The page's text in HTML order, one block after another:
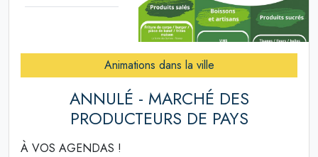
Animations dans la ville
ANNULÉ - MARCHÉ DES
PRODUCTEURS DE PAYS
À VOS AGENDAS !